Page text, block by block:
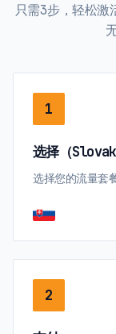
只需3步，轻松
1
选择（
选择您的流量套
2